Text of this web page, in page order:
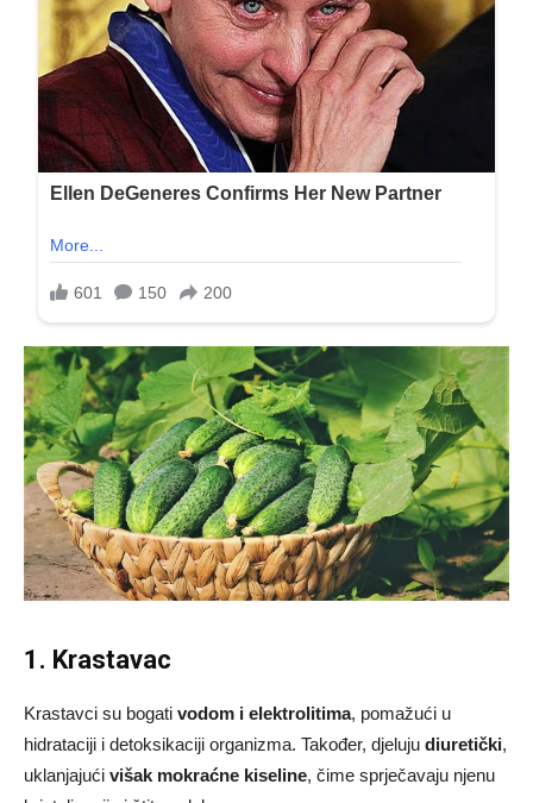
1. Krastavac
Krastavci su bogati vodom i elektrolitima, pomažući u
hidrataciji i detoksikaciji organizma. Također, djeluju diuretički,
uklanjajući višak mokraćne kiseline, čime sprječavaju njenu